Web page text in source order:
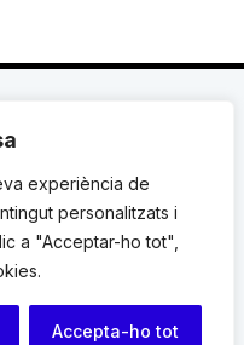
experiència de
personalitzats i
a "Acceptar-ho tot",
Accepta-ho tot
|
Catalunya.